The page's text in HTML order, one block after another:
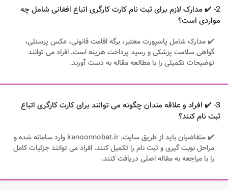
2- ✔️ مدارک لازم برای ثبت نام کارت کارگری اتباع افغانی شامل چه
مواردی است؟
✔️ مدارک شامل پاسپورت معتبر، برگه اقامت قانونی، عکس پرسنلی،
گواهی سلامت پزشکی و رسید پرداخت هزینه است. افراد می توانند
توضیحات تکمیلی را با مطالعه مقاله به دست آورند.
3- ✔️ افراد و علاقه مندان چگونه می توانند برای کارت کارگری اتباع
ثبت نام کنند؟
✔️ متقاضیان باید از طریق سایت. kanoonnobat.ir وارد سامانه شده و
مراحل نوبت گیری و ثبت نام را تکمیل کنند. افراد می توانند جزئیات کامل
را با مراجعه به مقاله اصلی دریافت کنند.